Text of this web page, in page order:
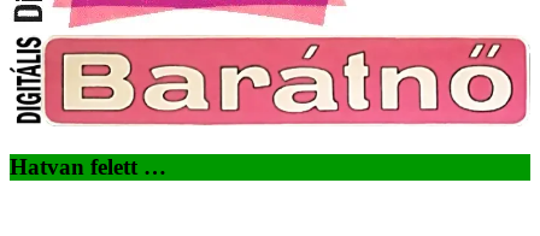
Hatvan felett …